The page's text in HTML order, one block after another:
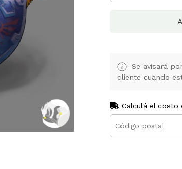
Se avisará
cliente cuando
Calculá el costo